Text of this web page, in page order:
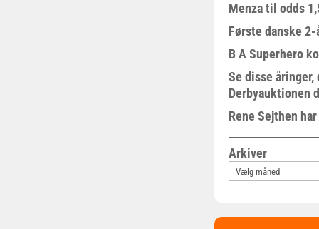
Menza til odds
Første danske
B A Superhero
Se disse
Derbyauktionen
Rene Sejthen
Arkiver